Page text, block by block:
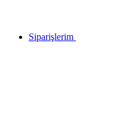
Siparişlerim